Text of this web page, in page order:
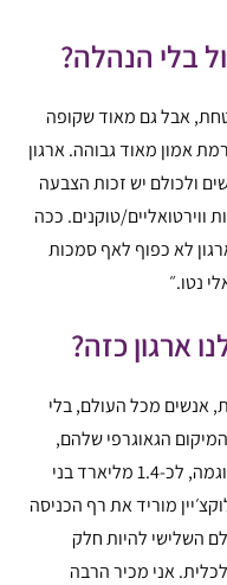
בלי הנהלה?
אבל גם מאוד שקופה
אמון מאוד גבוהה. ארגון
ולכולם יש זכות הצבעה
טוקנים. ככה
לא כפוף לאף סמכות
נטו.״
ארגון כזה?
אנשים מכל העולם, בלי
הגאוגרפי שלהם,
יכולים להיות שותפים פעילים בארגון. לדוגמה, לכ-1.4 מליארד בני
מוריד את רף הכניסה
השלישי להיות חלק
אני מכיר הרבה